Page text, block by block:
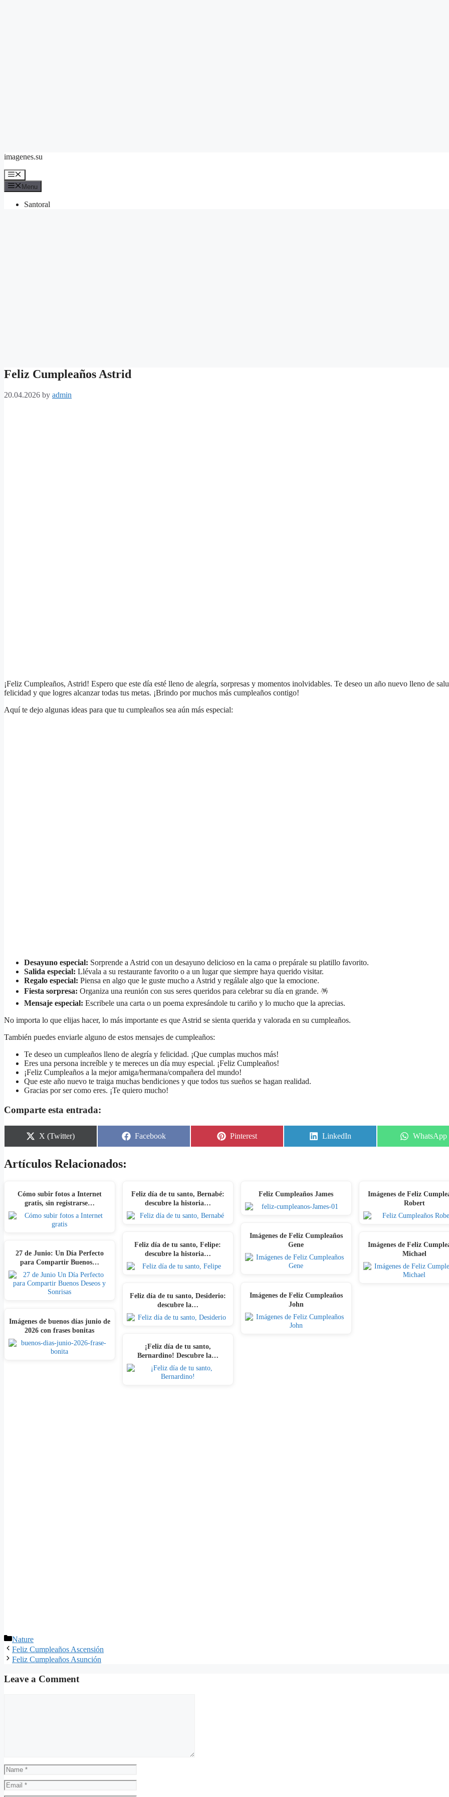
to
imagenes.su
Menu
Menu
Santoral
Feliz Cumpleaños Astrid
20.04.2026 by admin
¡Feliz Cumpleaños, Astrid! Espero que este día esté lleno de alegría, sorpresas y momentos inolvidables. Te deseo un año nuevo lleno de
felicidad y que logres alcanzar todas tus metas. ¡Brindo por muchos más cumpleaños contigo!
Aquí te dejo algunas ideas para que tu cumpleaños sea aún más especial:
Desayuno especial: Sorprende a Astrid con un desayuno delicioso en la cama o prepárale su platillo favorito.
Salida especial: Llévala a su restaurante favorito o a un lugar que siempre haya querido visitar. ️
Regalo especial: Piensa en algo que le guste mucho a Astrid y regálale algo que la emocione.
Fiesta sorpresa: Organiza una reunión con sus seres queridos para celebrar su día en grande. 🪅
Mensaje especial: Escribele una carta o un poema expresándole tu cariño y lo mucho que la aprecias.
No importa lo que elijas hacer, lo más importante es que Astrid se sienta querida y valorada en su cumpleaños.
También puedes enviarle alguno de estos mensajes de cumpleaños:
Te deseo un cumpleaños lleno de alegría y felicidad. ¡Que cumplas muchos más!
Eres una persona increíble y te mereces un día muy especial. ¡Feliz Cumpleaños!
¡Feliz Cumpleaños a la mejor amiga/hermana/compañera del mundo!
Que este año nuevo te traiga muchas bendiciones y que todos tus sueños se hagan realidad.
Gracias por ser como eres. ¡Te quiero mucho!
Comparte esta entrada:
Share
X (Twitter)
Share
Facebook
Share
Pinterest
Share
LinkedIn
Share
WhatsApp
Artículos Relacionados:
Cómo subir fotos a Internet
gratis, sin registrarse…
27 de Junio: Un Día Perfecto
para Compartir Buenos…
Imágenes de buenos días junio de
2026 con frases bonitas
Feliz día de tu santo, Bernabé:
descubre la historia…
Feliz día de tu santo, Felipe:
descubre la historia…
Feliz día de tu santo, Desiderio:
descubre la…
¡Feliz día de tu santo,
Bernardino! Descubre la…
Feliz Cumpleaños James
Imágenes de Feliz Cumpleaños
Gene
Imágenes de Feliz Cumpleaños
John
Imágenes de Feliz
Robert
Imágenes de Feliz
Michael
Categories
Nature
Feliz Cumpleaños Ascensión
Feliz Cumpleaños Asunción
Leave a Comment
Name
Email